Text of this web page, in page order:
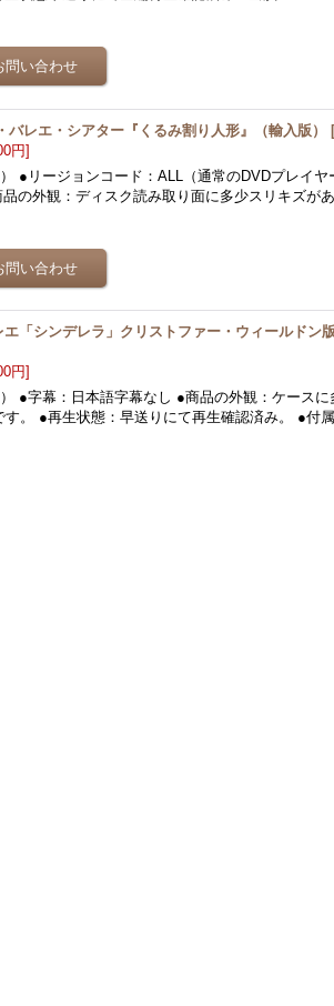
レエ・シアター『くるみ割り人形』（輸入版）
円]
●リージョンコード：ALL（通常のDVDプレイヤ
の外観：ディスク読み取り面に多少スリキズが
「シンデレラ」クリストファー・ウィールドン版
円]
●字幕：日本語字幕なし ●商品の外観：ケースに
。 ●再生状態：早送りにて再生確認済み。 ●付